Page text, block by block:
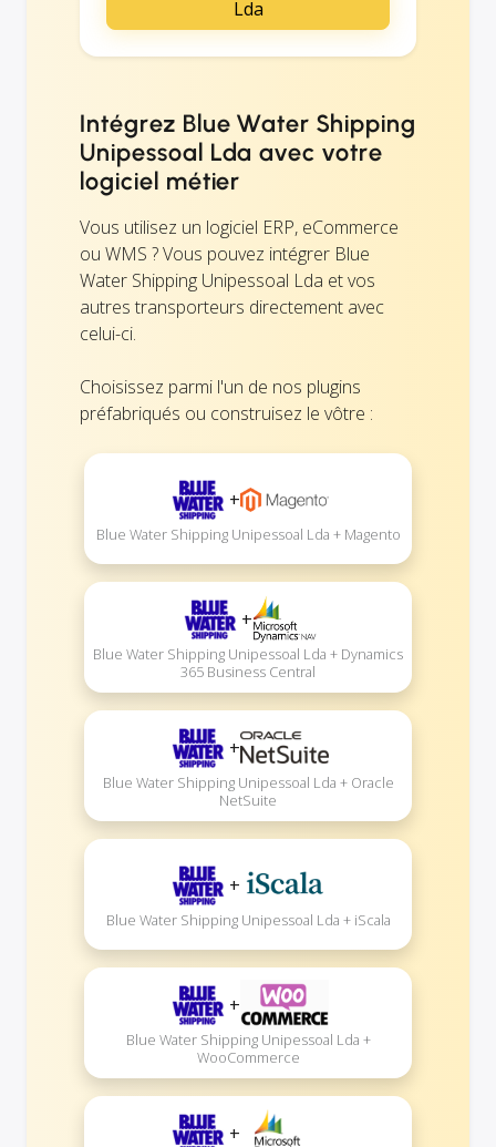
Lda
Intégrez Blue Water Shipping
Unipessoal Lda avec votre
logiciel métier
Vous utilisez un logiciel ERP, eCommerce
ou WMS ? Vous pouvez intégrer Blue
Water Shipping Unipessoal Lda et vos
autres transporteurs directement avec
celui-ci.
Choisissez parmi l'un de nos plugins
préfabriqués ou construisez le vôtre :
+
Blue Water Shipping Unipessoal Lda + Magento
+
Blue Water Shipping Unipessoal Lda + Dynamics
365 Business Central
+
Blue Water Shipping Unipessoal Lda + Oracle
NetSuite
+
Blue Water Shipping Unipessoal Lda + iScala
+
Blue Water Shipping Unipessoal Lda +
WooCommerce
+